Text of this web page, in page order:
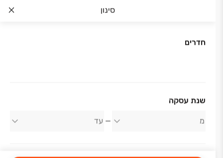
סינון
חדרים
שנת עסקה
אודות החברה
אשל הירדן